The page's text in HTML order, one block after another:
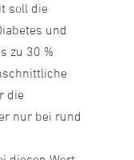
soll die
und
zu 30 %
die
nur bei rund